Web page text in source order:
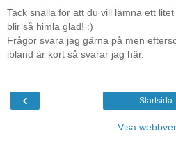
Tack snälla för att du vill lämna ett
blir så himla glad! :)
Frågor svara jag gärna på men
ibland är kort så svarar jag här.
‹ Startsida
Visa